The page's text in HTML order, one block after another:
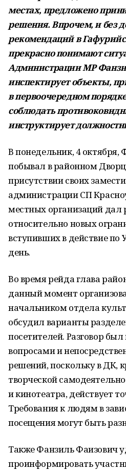
местах, предложено
решения. Впрочем, и без
рекомендаций в
прекрасно понимают
Администрации МР
инспектирует объекты,
в первоочередном
соблюдать
инструктирует
В понедельник, 4 октября,
побывал в районном
присутствии своих
администрации СП
местных организаций дал
относительно новых
вступивших в действие по
день.
Во время рейда глава
данный момент
начальником отдела
обсудил варианты
посетителей. Разговор
вопросами и
решений, поскольку в ДК,
творческой
и кинотеатра, действует
Требования к людям в
посещения могут быть
Также Фанзиль Фаизович
проинформировать